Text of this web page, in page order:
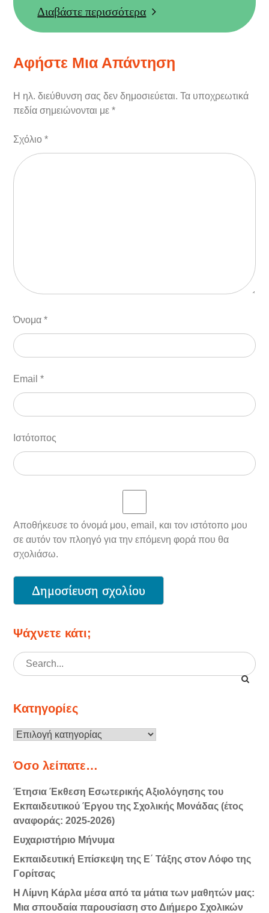
Διαβάστε περισσότερα
Αφήστε Μια Απάντηση
Η ηλ. διεύθυνση σας δεν δημοσιεύεται. Τα υποχρεωτικά
πεδία σημειώνονται με*
Σχόλιο*
Όνομα*
Email*
Ιστότοπος
Αποθήκευσε το όνομά μου, email, και τον ιστότοπο μου
σε αυτόν τον πλοηγό για την επόμενη φορά που θα
σχολιάσω.
Ψάχνετε κάτι;
Search
for:
Κατηγορίες
Κατηγορίες
Όσο λείπατε…
Έτησια Έκθεση Εσωτερικής Αξιολόγησης του
Εκπαιδευτικού Έργου της Σχολικής Μονάδας (έτος
αναφοράς: 2025-2026)
Ευχαριστήριο Μήνυμα
Εκπαιδευτική Επίσκεψη της Ε΄ Τάξης στον Λόφο της
Γορίτσας
Η Λίμνη Κάρλα μέσα από τα μάτια των μαθητών μας:
Μια σπουδαία παρουσίαση στο Διήμερο Σχολικών